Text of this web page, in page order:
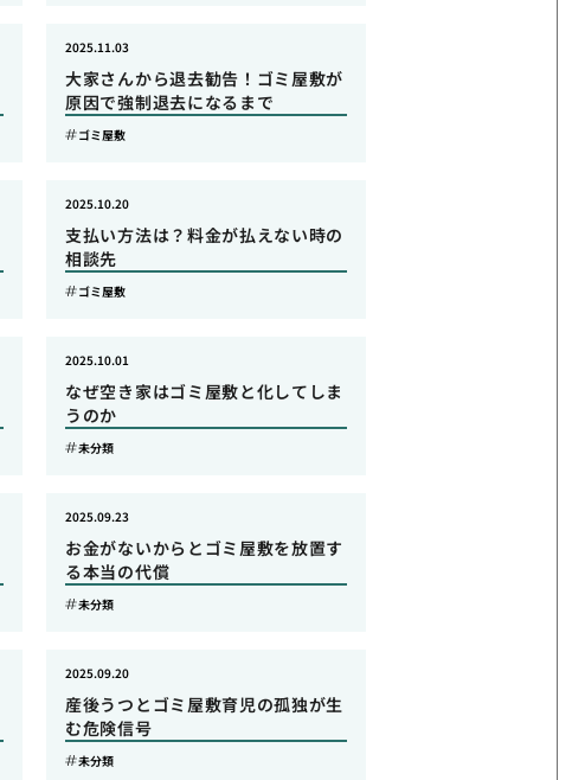
大家さんから退去勧告！ゴミ屋敷が
原因で強制退去になるまで
2025.11.03
ゴミ屋敷
支払い方法は？料金が払えない時の
相談先
2025.10.20
ゴミ屋敷
なぜ空き家はゴミ屋敷と化してしま
うのか
2025.10.01
未分類
お金がないからとゴミ屋敷を放置す
る本当の代償
2025.09.23
未分類
産後うつとゴミ屋敷育児の孤独が生
む危険信号
2025.09.20
未分類